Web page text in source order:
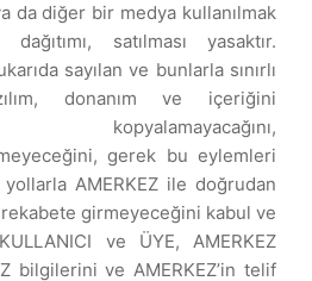
da diğer bir medya kullanılmak
satılması yasaktır.
sayılan ve bunlarla sınırlı
donanım ve içeriğini
kopyalamayacağını,
gerek bu eylemleri
AMERKEZ ile doğrudan
girmeyeceğini kabul ve
ve ÜYE, AMERKEZ
bilgilerini ve AMERKEZ’in telif